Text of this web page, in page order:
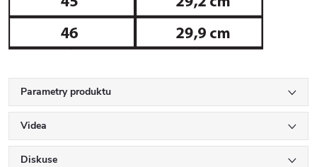
Parametry produktu
Videa
Diskuse